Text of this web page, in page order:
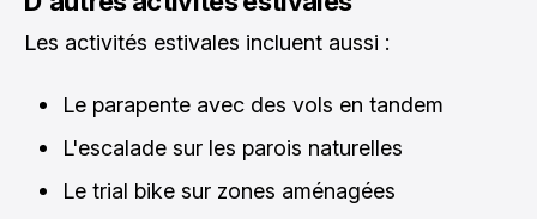
Les activités estivales incluent aussi :
Le parapente avec des vols en tandem
L'escalade sur les parois naturelles
Le trial bike sur zones aménagées